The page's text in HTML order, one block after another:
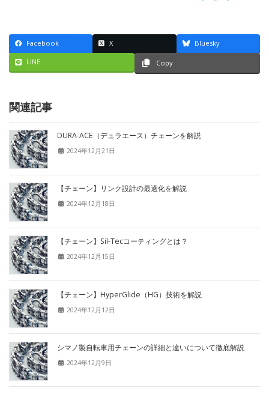
Facebook X Bluesky
LINE Copy
関連記事
DURA-ACE（デュラエース）チェーンを解説
2024年12月21日
【チェーン】リンク設計の最適化を解説
2024年12月18日
【チェーン】Sil-Tecコーティングとは？
2024年12月15日
【チェーン】HyperGlide（HG）技術を解説
2024年12月12日
シマノ製自転車用チェーンの詳細と違いについて徹底解説
2024年12月9日